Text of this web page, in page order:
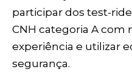
participar dos test-
CNH categoria A com
experiência e utilizar
segurança.